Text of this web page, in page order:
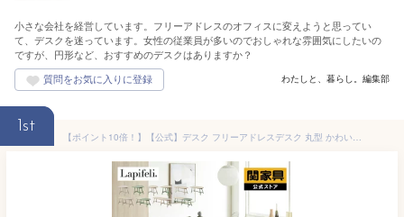
小さな会社を経営しています。フリーアドレスのオフィスに変えようと思ってい
て、デスクを迷っています。女性の従業員が多いのでおしゃれな雰囲気にしたいの
ですが、円形など、おすすめのデスクはありますか？
わたしと、暮らし。編集部
1st
【ポイント10倍！】【公式】デスク フリーアドレスデスク 丸型 かわいい くすみ くすみカラー ツートンカラー オフィスデスク おしゃれ ルーエ 関家具 大型便軒先